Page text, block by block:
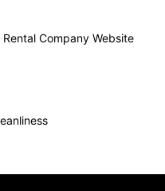
Company Website